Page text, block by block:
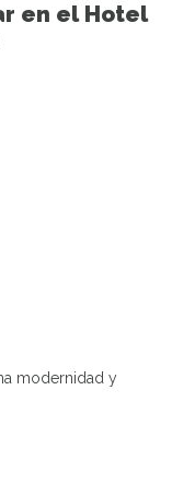
en el Hotel
modernidad y